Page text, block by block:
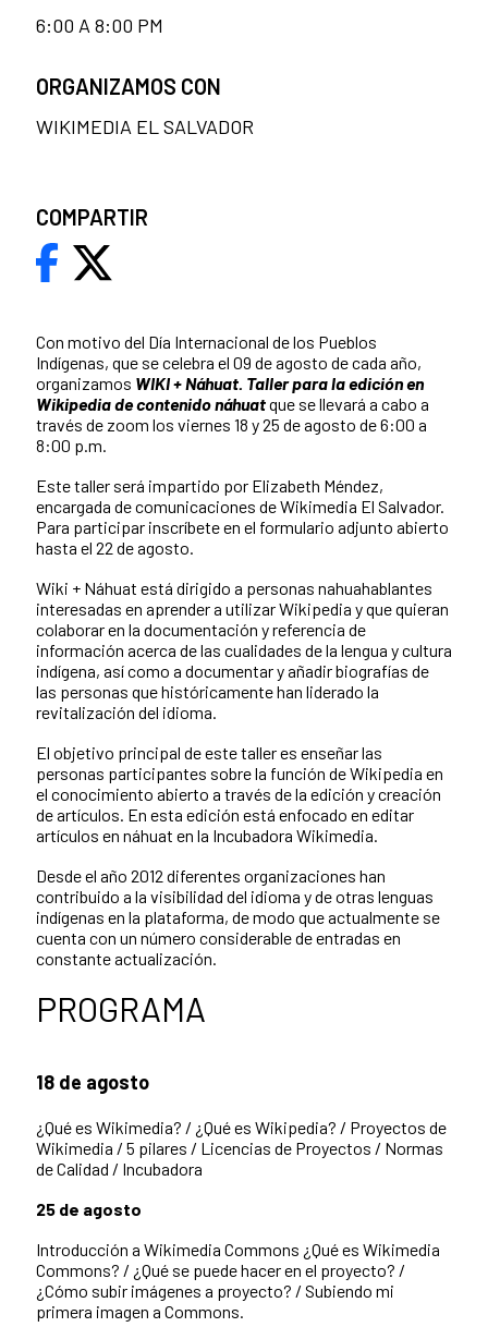
Con motivo del Día Internacional de los Pueblos
Indígenas, que se celebra el 09 de agosto de cada año,
organizamos WIKI + Náhuat. Taller para la edición en
Wikipedia de contenido náhuatque se llevará a cabo a
través de zoom los viernes 18 y 25 de agosto de 6:00 a
8:00 p.m.
Este taller será impartido por Elizabeth Méndez,
encargada de comunicaciones de Wikimedia El Salvador.
Para participar inscríbete en el formulario adjunto abierto
hasta el 22 de agosto.
Wiki + Náhuat está dirigido a personas nahuahablantes
interesadas en aprender a utilizar Wikipedia y que quieran
colaborar en la documentación y referencia de
información acerca de las cualidades de la lengua y cultura
indígena, así como a documentar y añadir biografías de
las personas que históricamente han liderado la
revitalización del idioma.
El objetivo principal de este taller es enseñar las
personas participantes sobre la función de Wikipedia en
el conocimiento abierto a través de la edición y creación
de artículos. En esta edición está enfocado en editar
artículos en náhuat en la Incubadora Wikimedia.
Desde el año 2012 diferentes organizaciones han
contribuido a la visibilidad del idioma y de otras lenguas
indígenas en la plataforma, de modo que actualmente se
cuenta con un número considerable de entradas en
constante actualización.
PROGRAMA
18 de agosto
¿Qué es Wikimedia? / ¿Qué es Wikipedia? / Proyectos de
Wikimedia / 5 pilares / Licencias de Proyectos / Normas
de Calidad / Incubadora
25 de agosto
Introducción a Wikimedia Commons ¿Qué es Wikimedia
Commons? / ¿Qué se puede hacer en el proyecto? /
¿Cómo subir imágenes a proyecto? / Subiendo mi
primera imagen a Commons.
6:00 A 8:00 PM
ORGANIZAMOS CON
WIKIMEDIA EL SALVADOR
COMPARTIR